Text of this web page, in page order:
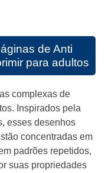
de Anti
para adultos
complexas de
Inspirados pela
esses desenhos
concentradas em
padrões repetidos,
suas propriedades